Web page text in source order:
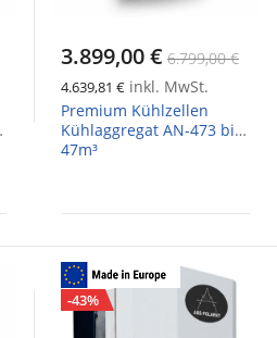
3.899,00 € 6.799,00 €
4.639,81 € inkl. MwSt.
Premium Kühlzellen
Kühlaggregat AN-473 bis
47m³
-43%